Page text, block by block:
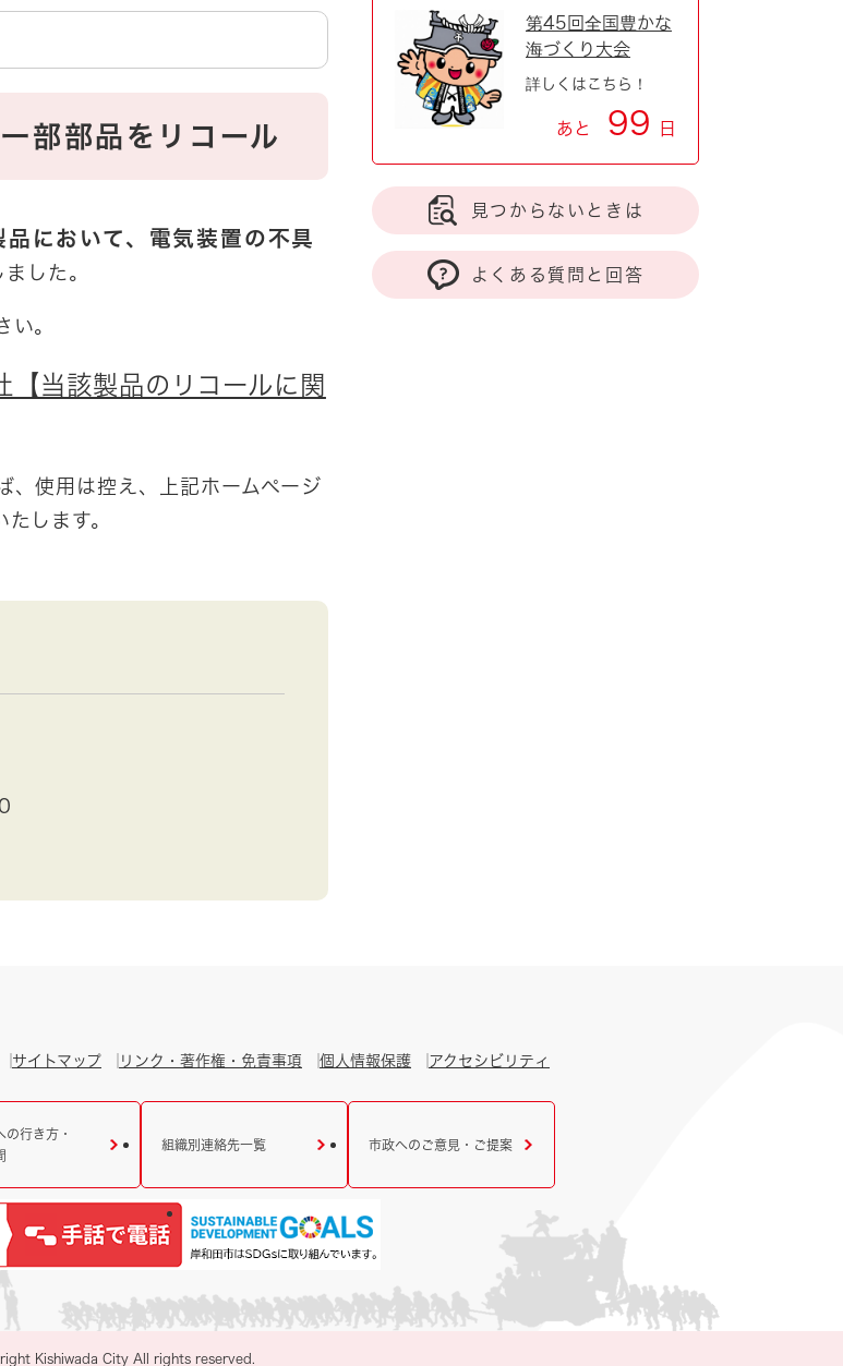
部部品をリコール
において、電気装置の不具
した。
い。
【当該製品のリコールに関
、使用は控え、上記ホームページ
します。
第45回全国豊かな
海づくり大会
詳しくはこちら！
あと 99 日
見つからないときは
よくある質問と回答
サイトマップ リンク・著作権・免責事項 個人情報保護 アクセシビリティ
の行き方・
組織別連絡先一覧 市政へのご意見・ご提案
Kishiwada City All rights reserved.